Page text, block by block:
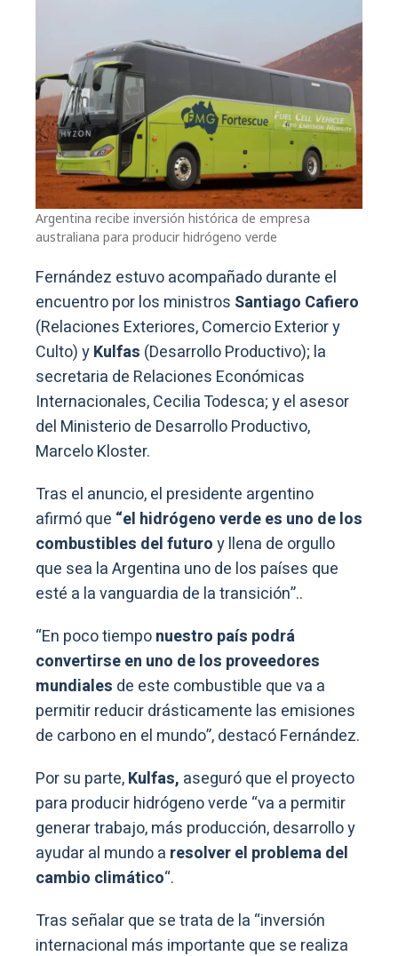
Argentina recibe inversión histórica de empresa
australiana para producir hidrógeno verde
Fernández estuvo acompañado durante el
encuentro por los ministros Santiago Cafiero
(Relaciones Exteriores, Comercio Exterior y
Culto) yKulfas (Desarrollo Productivo); la
secretaria de Relaciones Económicas
Internacionales, Cecilia Todesca; y el asesor
del Ministerio de Desarrollo Productivo,
Marcelo Kloster.
Tras el anuncio, el presidente argentino
afirmó que “el hidrógeno verde es uno de los
combustibles del futuroy llena de orgullo
que sea la Argentina uno de los países que
esté a la vanguardia de la transición”..
“En poco tiemponuestro país podrá
convertirse en uno de los proveedores
mundiales de este combustible que va a
permitir reducir drásticamente las emisiones
de carbono en el mundo”, destacó Fernández.
Por su parte,Kulfas, aseguró que el proyecto
para producir hidrógeno verde “va a permitir
generar trabajo, más producción, desarrollo y
ayudar al mundo a resolver el problema del
cambio climático“.
Tras señalar que se trata de la “inversión
internacional más importante que se realiza